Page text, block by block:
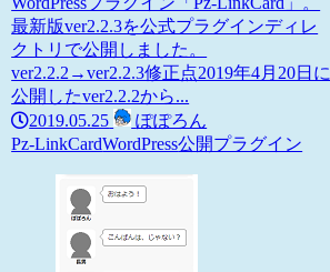
最新版ver2.2.3を公式プラグインディレ
クトリで公開しました。
ver2.2.2→ver2.2.3修正点2019年4月20日に
公開したver2.2.2から...
2019.05.25
ぽぽろん
Pz-LinkCardWordPress公開プラグイン